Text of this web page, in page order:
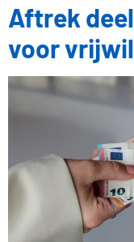
Aftrek
voor